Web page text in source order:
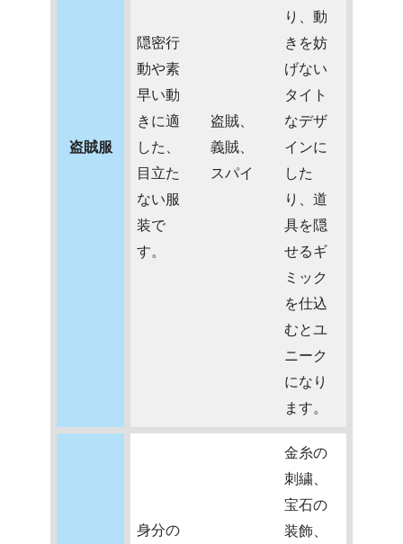
盗賊服
隠密行
動や素
早い動
きに適
した、
目立た
ない服
装で
す。
盗賊、
義賊、
スパイ
り、動
きを妨
げない
タイト
なデザ
インに
した
り、道
具を隠
せるギ
ミック
を仕込
むとユ
ニーク
になり
ます。
身分の
金糸の
刺繍、
宝石の
装飾、